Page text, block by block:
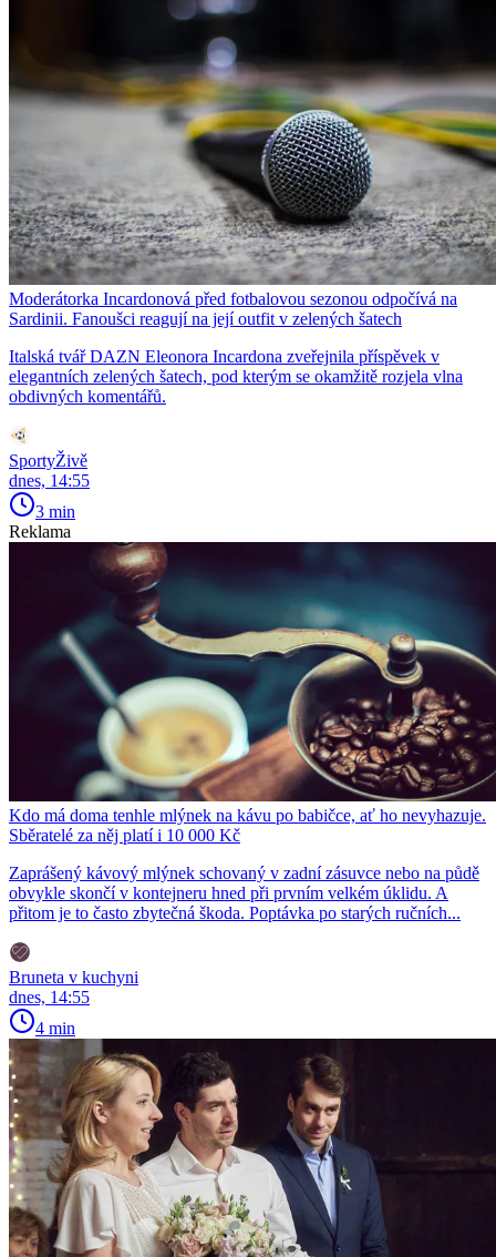
Moderátorka Incardonová před fotbalovou sezonou odpočívá na
Sardinii. Fanoušci reagují na její outfit v zelených šatech
Italská tvář DAZN Eleonora Incardona zveřejnila příspěvek v
elegantních zelených šatech, pod kterým se okamžitě rozjela vlna
obdivných komentářů.
SportyŽivě
dnes, 14:55
3 min
Reklama
Kdo má doma tenhle mlýnek na kávu po babičce, ať ho nevyhazuje.
Sběratelé za něj platí i 10 000 Kč
Zaprášený kávový mlýnek schovaný v zadní zásuvce nebo na půdě
obvykle skončí v kontejneru hned při prvním velkém úklidu. A
přitom je to často zbytečná škoda. Poptávka po starých ručních...
Bruneta v kuchyni
dnes, 14:55
4 min